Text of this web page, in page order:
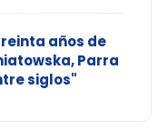
años de
Parra
siglos"